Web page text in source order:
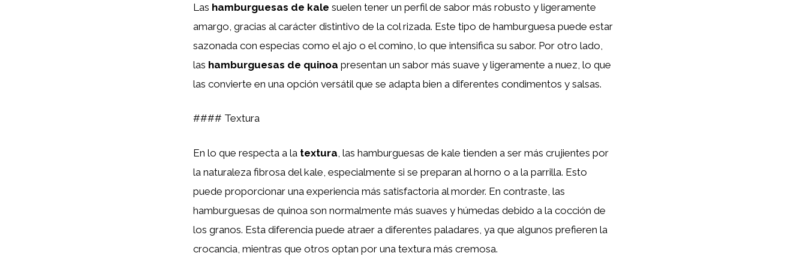
Las hamburguesas de kale suelen tener un perfil de sabor más robusto y ligeramente
amargo, gracias al carácter distintivo de la col rizada. Este tipo de hamburguesa puede estar
sazonada con especias como el ajo o el comino, lo que intensifica su sabor. Por otro lado,
las hamburguesas de quinoa presentan un sabor más suave y ligeramente a nuez, lo que
las convierte en una opción versátil que se adapta bien a diferentes condimentos y salsas.
#### Textura
En lo que respecta a la textura , las hamburguesas de kale tienden a ser más crujientes por
la naturaleza fibrosa del kale, especialmente si se preparan al horno o a la parrilla. Esto
puede proporcionar una experiencia más satisfactoria al morder. En contraste, las
hamburguesas de quinoa son normalmente más suaves y húmedas debido a la cocción de
los granos. Esta diferencia puede atraer a diferentes paladares, ya que algunos prefieren la
crocancia, mientras que otros optan por una textura más cremosa.